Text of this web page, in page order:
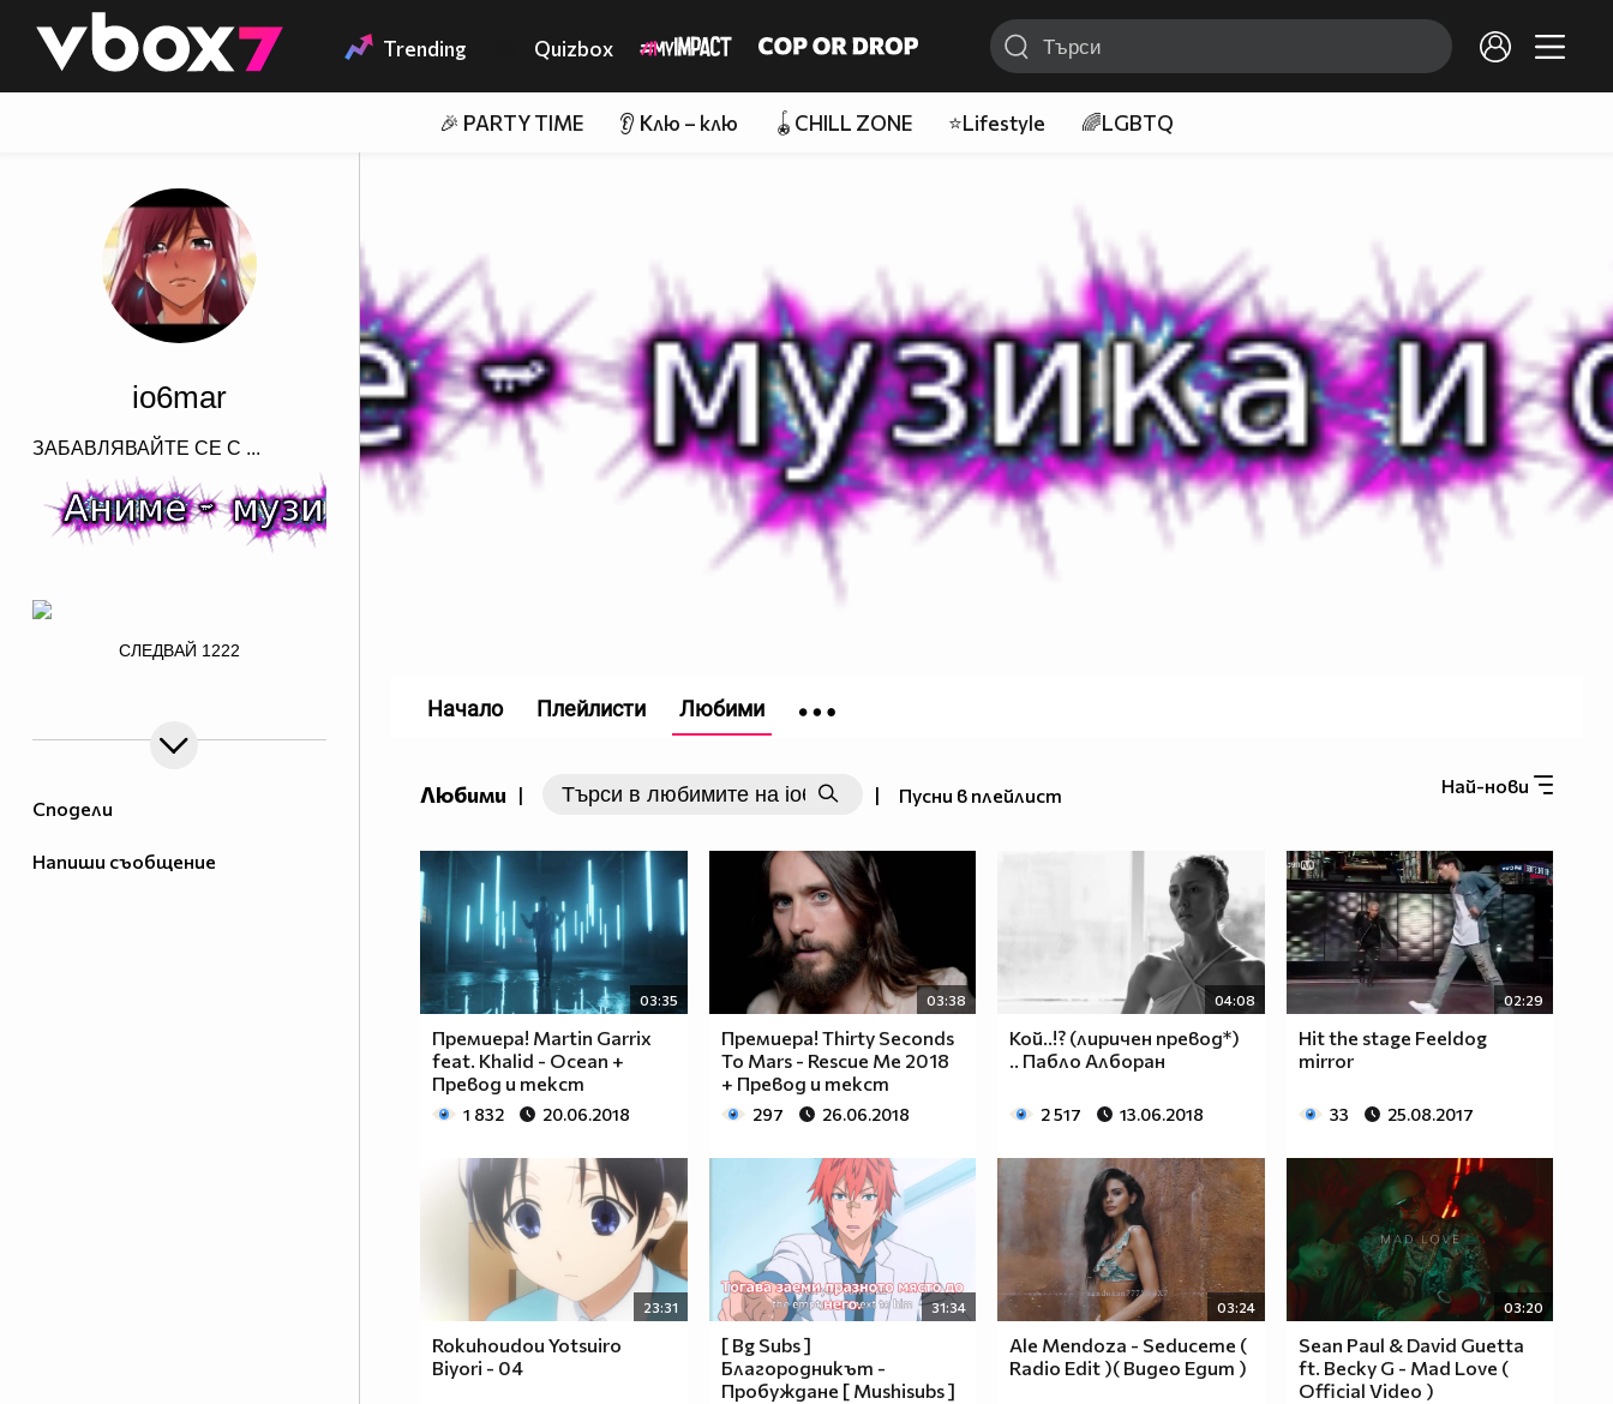
👾 Trending Quizbox
🎉 PARTY TIME 👂 Клю – клю 🪀CHILL ZONE ⭐Lifestyle 🌈LGBTQ
Сподели
Напиши съобщение
io6mar
ЗАБАВЛЯВАЙТЕ СЕ С ...
заповядайте в Аниме - музика и
СЛЕДВАЙ 1222
Любими | | Пусни в плейлист Най-нови
03:35
Премиера! Martin Garrix
feat. Khalid - Ocean +
Превод и текст
1 832 20.06.2018
03:38
Премиера! Thirty Seconds
To Mars - Rescue Me 2018
+ Превод и текст
297 26.06.2018
04:08
Кой..!? (лиричен превод*)
.. Пабло Алборан
2 517 13.06.2018
02:29
Hit the stage Feeldog
mirror
33 25.08.2017
23:31
Rokuhoudou Yotsuiro
Biyori - 04
31:34
[ Bg Subs ]
Благородникът -
Пробуждане [ Mushisubs ]
03:24
Ale Mendoza - Seduceme (
Radio Edit )( Видео Едит )
03:20
Sean Paul & David Guetta
ft. Becky G - Mad Love (
Official Video )
Начало Плейлисти Любими